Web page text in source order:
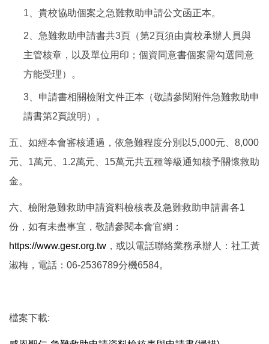
1、貴校協助個案之急難救助申請公文函正本。
2、急難救助申請書共3頁（第2頁須由貴校承辦人員與
主管核章，以及單位用印；個資同意書個案需勾選同意
方能受理）。
3、申請書相關檢附文件正本（敬請參閱附件急難救助申
請書第2頁說明）。
五、如經本會審核通過，依急難程度分別以5,000元、8,000
元、1萬元、1.2萬元、15萬元共五種等級通知核予關懷救助
金。
六、檢附急難救助申請資料檢核表及急難救助申請書各1
份，如有未盡事宜，敬請參閱本會官網：
https://www.gesr.org.tw ，或以電話聯絡業務承辦人：社工黃
淑梅，電話：06-2536789分機6584。
檔案下載: